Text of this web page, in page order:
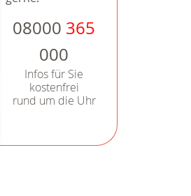
08000 365
000
Infos für Sie
kostenfrei
rund um die Uhr